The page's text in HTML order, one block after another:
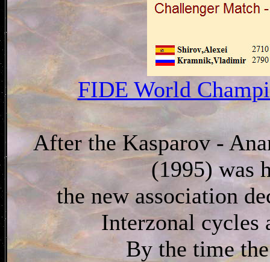
FIDE World
After the Kasparov -
(1995) was
the new association
Interzonal cycles
By the time